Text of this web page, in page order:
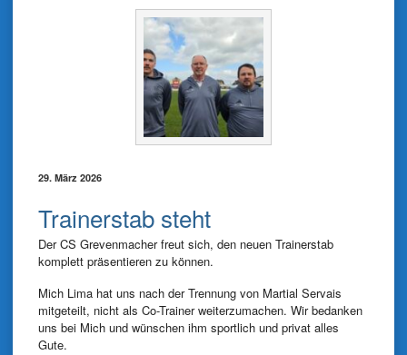
29. März 2026
Trainerstab steht
Der CS Grevenmacher freut sich, den neuen Trainerstab
komplett präsentieren zu können.
Mich Lima hat uns nach der Trennung von Martial Servais
mitgeteilt, nicht als Co-Trainer weiterzumachen. Wir bedanken
uns bei Mich und wünschen ihm sportlich und privat alles
Gute.